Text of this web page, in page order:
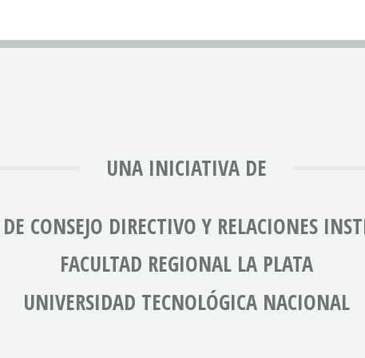
UNA INICIATIVA DE
DE CONSEJO DIRECTIVO Y RELACIONES
FACULTAD REGIONAL LA PLATA
UNIVERSIDAD TECNOLÓGICA NACIONAL